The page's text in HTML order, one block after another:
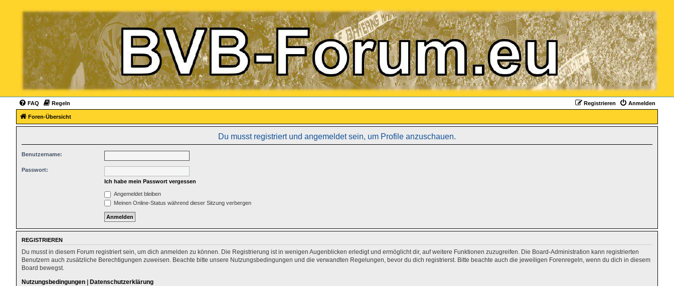
FAQ Regeln Anmelden
Registrieren
Foren-Übersicht
Du musst registriert und angemeldet sein, um Profile anzuschauen.
Benutzername:
Passwort:
Ich habe mein Passwort vergessen
Angemeldet bleiben
Meinen Online-Status während dieser Sitzung verbergen
REGISTRIEREN
Du musst in diesem Forum registriert sein, um dich anmelden zu können. Die Registrierung ist in wenigen Augenblicken erledigt und ermöglicht dir, auf weitere Funktionen zuzugreifen. Die Board-Administration kann registrierten
Benutzern auch zusätzliche Berechtigungen zuweisen. Beachte bitte unsere Nutzungsbedingungen und die verwandten Regelungen, bevor du dich registrierst. Bitte beachte auch die jeweiligen Forenregeln, wenn du dich in diesem
Board bewegst.
Nutzungsbedingungen | Datenschutzerklärung